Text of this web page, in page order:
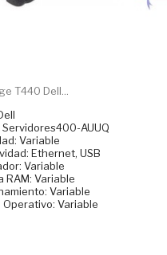
T440 Dell...
Servidores400-AUUQ
Variable
Ethernet, USB
Variable
RAM: Variable
Variable
Operativo: Variable